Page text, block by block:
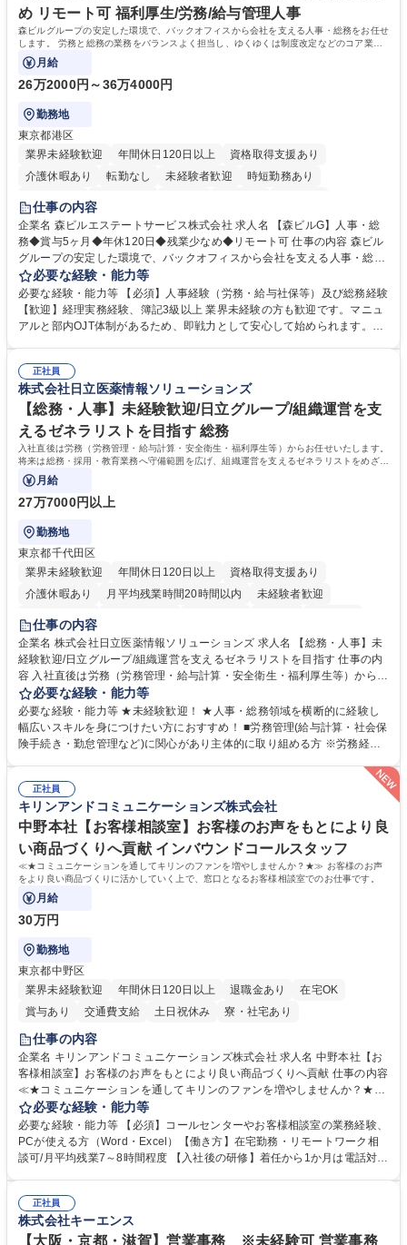
め リモート可 福利厚生/労務/給与管理人事
森ビルグループの安定した環境で、バックオフィスから会社を支える人事・総務をお任せ
します。 労務と総務の業務をバランスよく担当し、ゆくゆくは制度改定などのコア業務
にも挑戦できる、やりがいある環境です。
月給
26万2000円～36万4000円
勤務地
東京都港区
業界未経験歓迎
年間休日120日以上
資格取得支援あり
介護休暇あり
転勤なし 未経験者歓迎
時短勤務あり
経験者歓迎
完全週休2日制
交通費支給 長期歓迎 駅近5分以内 土日祝休み
仕事の内容
企業名 森ビルエステートサービス株式会社 求人名 【森ビルG】人事・総
務◆賞与5ヶ月◆年休120日◆残業少なめ◆リモート可 仕事の内容 森ビル
グループの安定した環境で、バックオフィスから会社を支える人事・総務
をお任せします。 労務と総務の業務をバランスよく担当し、ゆくゆくは制
度改定などのコア業務にも挑戦できる、やりがいある環境です。 ■勤怠管
理、給与計算、社会保険手続き、年末調整等の労務管理全般 ■入退社手続
き、社内規定の改定や人事制度改定などのコア業務 ■社内イベントの企画
でも質問・相談できる環境が整っているため、安心して成長できます。 募
集職種 【森ビルG】人事・総務◆賞与5ヶ月◆年休120日◆残業少なめ◆
リモート可
必要な経験・能力等
必要な経験・能力等 【必須】人事経験（労務・給与社保等）及び総務経験
【歓迎】経理実務経験、簿記3級以上 業界未経験の方も歓迎です。マニュ
アルと部内OJT体制があるため、即戦力として安心して始められます。
務に挑戦できるため、自身の成長と組織への貢献度をダイレクトに実感で
きます。 残業少なめ、週1日リモート可など、ワークライフバランスを保
ち長期活躍できる環境です。 「これまでの幅広い経験を活かし、長期的な
キャリアを築きたい」という前向きな意欲と挑戦を全力で応援します。 学
歴・資格 学歴：大学院 大学 高専 短大 専修学校 高校 語学力： 資格：日商
簿記検定1級 日商簿記検定2級 日商簿記検定3級
正社員
株式会社日立医薬情報ソリューションズ
【総務・人事】未経験歓迎/日立グループ/組織運営を支
えるゼネラリストを目指す 総務
入社直後は労務（労務管理・給与計算・安全衛生・福利厚生等）からお任せいたします。
将来は総務・採用・教育業務へ守備範囲を広げ、組織運営を支えるゼネラリストをめざせ
ます。
月給
27万7000円以上
勤務地
東京都千代田区
業界未経験歓迎
年間休日120日以上
資格取得支援あり
介護休暇あり
月平均残業時間20時間以内
未経験者歓迎
住宅手当あり
育休あり
完全週休2日制 交通費支給 土日祝休み 寮・社宅あり
仕事の内容
企業名 株式会社日立医薬情報ソリューションズ 求人名 【総務・人事】未
経験歓迎/日立グループ/組織運営を支えるゼネラリストを目指す 仕事の内
容 入社直後は労務（労務管理・給与計算・安全衛生・福利厚生等）からお
任せいたします。将来は総務・採用・教育業務へ守備範囲を広げ、組織運
営を支えるゼネラリストをめざせます。 ・初期業務：労働時間管理、給与
計算、社会保険対応、福利厚生管理、安全衛生、健康経営推進等をお任せ
します。ご経験に応じて、休職者管理など、幅広く経験を積んでいただき
★メンバーがマンツーマンで丁寧に教えるため、ご経験が浅くても安心！
幅広く経験を積みたい意欲がある方に最適な環境です。 募集職種 【総
務・人事】未経験歓迎/日立グループ/組織運営を支えるゼネラリストを目
指す
必要な経験・能力等
必要な経験・能力等 ★未経験歓迎！ ★人事・総務領域を横断的に経験し
幅広いスキルを身につけたい方におすすめ！ ■労務管理(給与計算・社会保
険手続き・勤怠管理など)に関心があり主体的に取り組める方 ※労務経験
マネジメント職として活躍したい 【尚可】■人事、労務、採用、教育業務
のご経験 ■労務管理（給与計算・社会保険手続き・勤怠管理など）の経験
■衛生管理者の資格をお持ちの方 学歴・資格 学歴：大学院 大学 高専 短大
専修学校 高校 語学力： 資格：
正社員
キリンアンドコミュニケーションズ株式会社
中野本社【お客様相談室】お客様のお声をもとにより良
い商品づくりへ貢献 インバウンドコールスタッフ
≪★コミュニケーションを通してキリンのファンを増やしませんか？★≫ お客様のお声
をより良い商品づくりに活かしていく上で、窓口となるお客様相談室でのお仕事です。
月給
30万円
勤務地
東京都中野区
業界未経験歓迎
年間休日120日以上 退職金あり
在宅OK
賞与あり
交通費支給 土日祝休み 寮・社宅あり
仕事の内容
企業名 キリンアンドコミュニケーションズ株式会社 求人名 中野本社【お
客様相談室】お客様のお声をもとにより良い商品づくりへ貢献 仕事の内容
≪★コミュニケーションを通してキリンのファンを増やしませんか？★≫
お客様のお声をより良い商品づくりに活かしていく上で、窓口となるお客
様相談室でのお仕事です。 日々お客様からいただくキリングループへのご
意見を、企業活動に活かしています。お客様からの声に迅速かつ誠意をも
って対応、情報提供するとともにグループ内活動に反映しています。 【具
平均100件前後■メール・手紙：同上40件前後 募集職種 中野本社【お客様
相談室】お客様のお声をもとにより良い商品づくりへ貢献
必要な経験・能力等
必要な経験・能力等 【必須】コールセンターやお客様相談室の業務経験、
PCが使える方（Word・Excel）【働き方】在宅勤務・リモートワーク相
談可/月平均残業7～8時間程度 【入社後の研修】着任から1か月は電話対応
すのでご安心ください。 【当社について】キリングループの広報機能を担
う会社として、お客様との出会いを大切にし、磨き上げたホスピタリティ
を込めてコミュニケーションをとりながら広報関連業務を行っておりま
正社員
株式会社キーエンス
【大阪・京都・滋賀】営業事務 ※未経験可 営業事務